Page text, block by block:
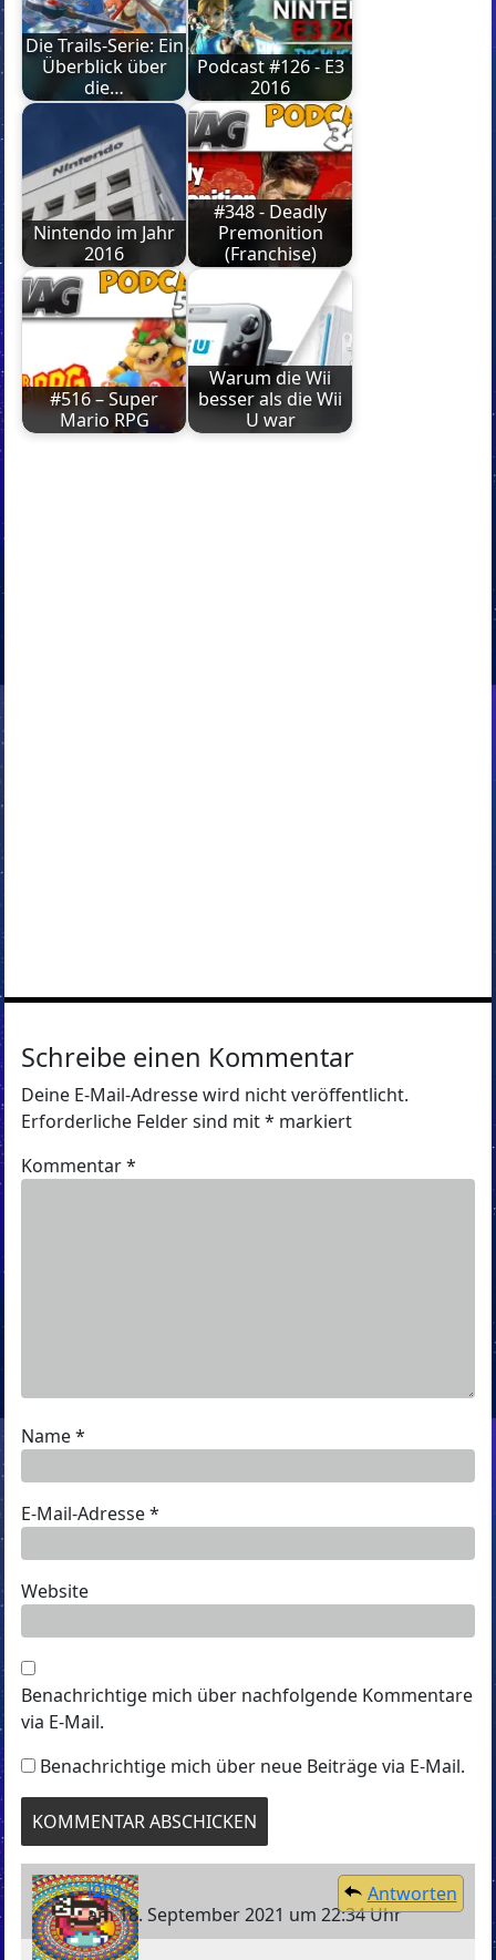
Die Trails-Serie: Ein
Überblick über
die…
Podcast #126 - E3
2016
Nintendo im Jahr
2016
#348 - Deadly
Premonition
(Franchise)
#516 – Super
Mario RPG
Warum die Wii
besser als die Wii
U war
Schreibe einen Kommentar
Deine E-Mail-Adresse wird nicht veröffentlicht.
Erforderliche Felder sind mit* markiert
Kommentar*
Name*
E-Mail-Adresse*
Website
Benachrichtige mich über nachfolgende Kommentare
via E-Mail.
Benachrichtige mich über neue Beiträge via E-Mail.
Jörg
am 18. September 2021 um 22:34 Uhr
Antworten